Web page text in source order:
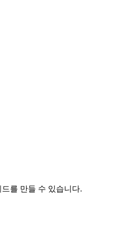
를 만들 수 있습니다.